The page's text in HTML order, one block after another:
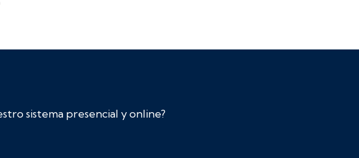
sistema presencial y online?